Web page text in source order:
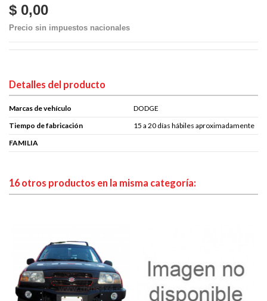
$ 0,00
Precio sin impuestos nacionales
Detalles del producto
Marcas de vehículo
DODGE
Tiempo de fabricación
15 a 20 días hábiles aproximadamente
FAMILIA
16 otros productos en la misma categoría: